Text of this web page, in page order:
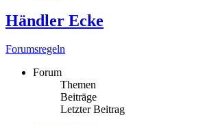
Händler Ecke
Forumsregeln
Forum
Themen
Beiträge
Letzter Beitrag